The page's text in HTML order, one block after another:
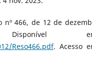
nº 466, de 12 de
Reso466.pdf. Acesso